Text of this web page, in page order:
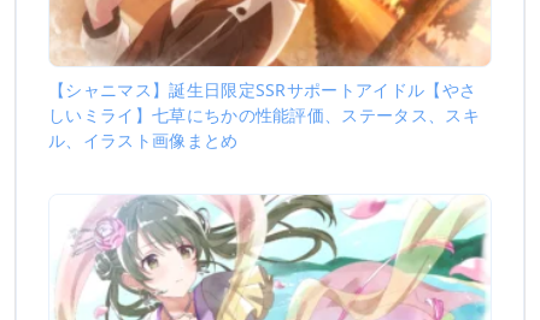
【シャニマス】誕生日限定SSRサポートアイドル【やさ
しいミライ】七草にちかの性能評価、ステータス、スキ
ル、イラスト画像まとめ